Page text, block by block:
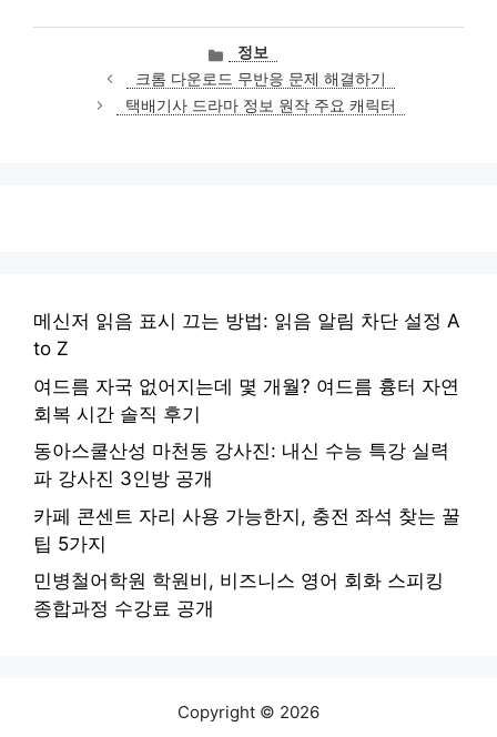
카
테
고
리
정보
크롬 다운로드 무반응 문제 해결하기
택배기사 드라마 정보 원작 주요 캐릭터
메신저 읽음 표시 끄는 방법: 읽음 알림 차단 설정 A
to Z
여드름 자국 없어지는데 몇 개월? 여드름 흉터 자연
회복 시간 솔직 후기
동아스쿨산성 마천동 강사진: 내신 수능 특강 실력
파 강사진 3인방 공개
카페 콘센트 자리 사용 가능한지, 충전 좌석 찾는 꿀
팁 5가지
민병철어학원 학원비, 비즈니스 영어 회화 스피킹
종합과정 수강료 공개
Copyright © 2026